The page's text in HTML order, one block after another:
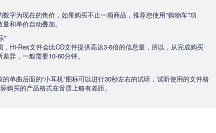
字为现在的售价，如果购买不止一项商品，推荐您使用"购物车"功
和单价自动叠加。
"
，Hi-Res文件会比CD文件提供高达3-6倍的信息量，所以，从完成购买
异，一般需要10-60分钟。
单曲后面的“小耳机”图标可以进行30秒左右的试听，试听使用的文件格
购买的产品格式在音质上略有差距。